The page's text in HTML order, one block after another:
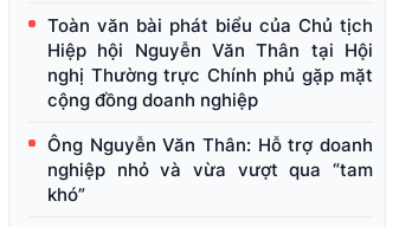
Toàn văn bài phát biểu của Chủ tịch
Hiệp hội Nguyễn Văn Thân tại Hội
nghị Thường trực Chính phủ gặp mặt
cộng đồng doanh nghiệp
Ông Nguyễn Văn Thân: Hỗ trợ doanh
nghiệp nhỏ và vừa vượt qua “tam
khó”